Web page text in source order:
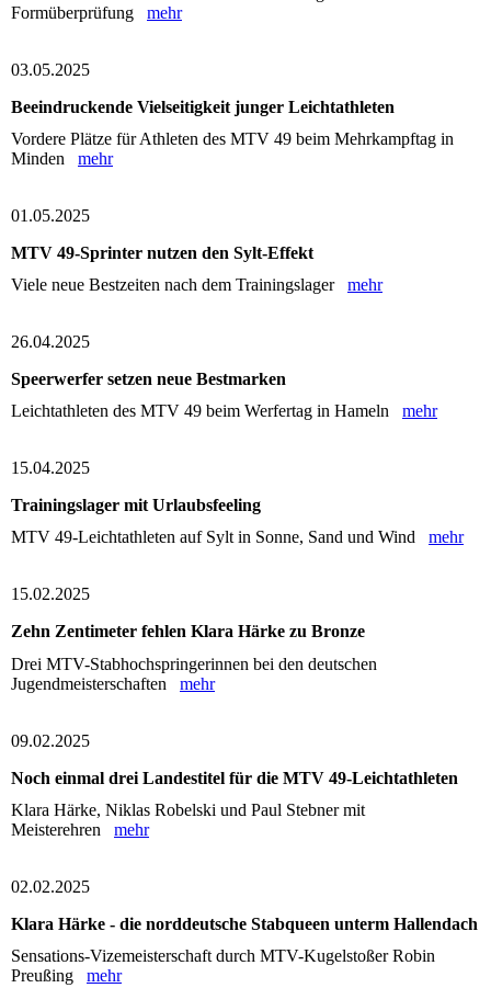
Formüberprüfung mehr
03.05.2025
Beeindruckende Vielseitigkeit junger Leichtathleten
Vordere Plätze für Athleten des MTV 49 beim Mehrkampftag in
Minden mehr
01.05.2025
MTV 49-Sprinter nutzen den Sylt‑Effekt
Viele neue Bestzeiten nach dem Trainingslager mehr
26.04.2025
Speerwerfer setzen neue Bestmarken
Leichtathleten des MTV 49 beim Werfertag in Hameln mehr
15.04.2025
Trainingslager mit Urlaubsfeeling
MTV 49-Leichtathleten auf Sylt in Sonne, Sand und Wind mehr
15.02.2025
Zehn Zentimeter fehlen Klara Härke zu Bronze
Drei MTV-Stabhochspringerinnen bei den deutschen
Jugendmeisterschaften mehr
09.02.2025
Noch einmal drei Landestitel für die MTV 49-Leichtathleten
Klara Härke, Niklas Robelski und Paul Stebner mit
Meisterehren mehr
02.02.2025
Klara Härke - die norddeutsche Stabqueen unterm Hallendach
Sensations-Vizemeisterschaft durch MTV-Kugelstoßer Robin
Preußing mehr